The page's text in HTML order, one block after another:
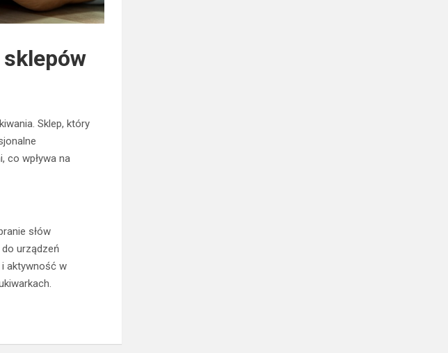
Sklep, który
co wpływa na
słów
urządzeń
aktywność w